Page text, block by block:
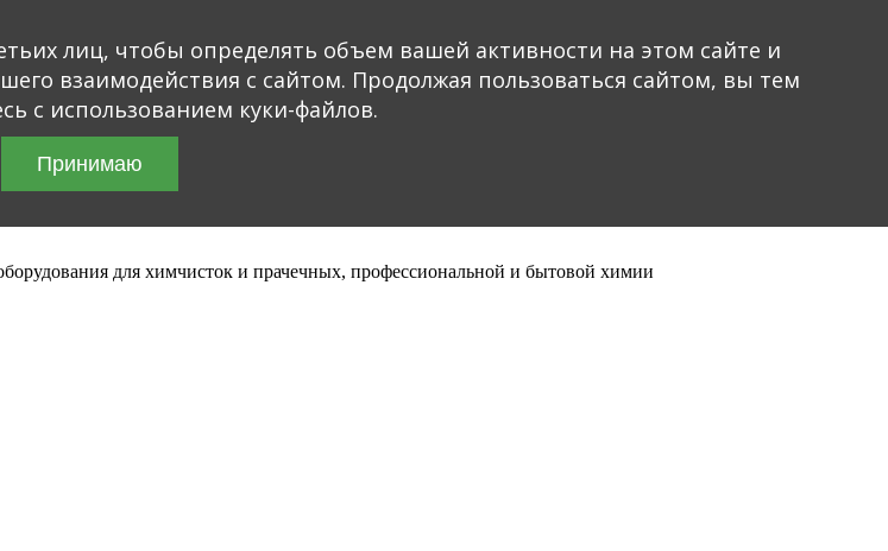
для химчисток и прачечных, профессиональной и бытовой химии
лиц, чтобы определять объем вашей активности на этом сайте и
взаимодействия с сайтом. Продолжая пользоваться сайтом, вы тем
с использованием куки-файлов.
Принимаю